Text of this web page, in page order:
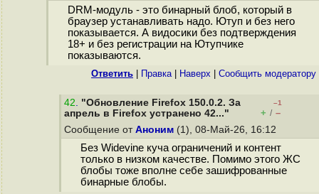
DRM-модуль - это бинарный блоб, который в
браузер устанавливать надо. Ютуп и без него
показывается. А видосики без подтверждения
18+ и без регистрации на Ютупчике
показываются.
Ответить Правка| Наверх Cообщить модератору
42. "Обновление Firefox 150.0.2. За
апрель в Firefox устранено 42..."
–1
+ / –
Сообщение от Аноним (1), 08-Май-26, 16:12
Без Widevine куча ограничений и контент
только в низком качестве. Помимо этого ЖС
блобы тоже вполне себе зашифрованные
бинарные блобы.